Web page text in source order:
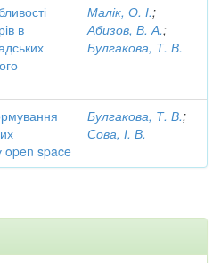
в
Малік, О. І.;
Абизов, В. А.;
Булгакова, Т. В.
open space
Булгакова, Т. В.;
Сова, І. В.